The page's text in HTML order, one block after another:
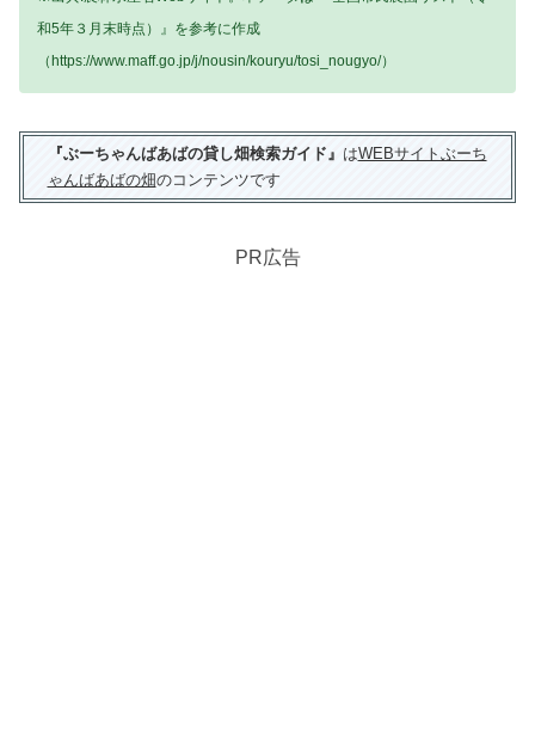
和5年３月末時点）』を参考に作成
（https://www.maff.go.jp/j/nousin/kouryu/tosi_nougyo/）
『ぶーちゃんばあばの貸し畑検索ガイド』 はWEBサイトぶーち
ゃんばあばの畑のコンテンツです
PR広告